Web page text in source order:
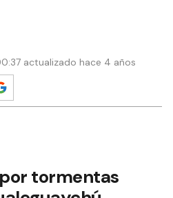
actualizado hace 4 años
tormentas